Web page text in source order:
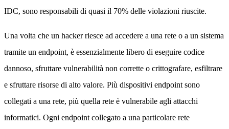
IDC, sono responsabili di quasi il 70% delle violazioni riuscite.
Una volta che un hacker riesce ad accedere a una rete o a un sistema
tramite un endpoint, è essenzialmente libero di eseguire codice
dannoso, sfruttare vulnerabilità non corrette o crittografare, esfiltrare
e sfruttare risorse di alto valore. Più dispositivi endpoint sono
collegati a una rete, più quella rete è vulnerabile agli attacchi
informatici. Ogni endpoint collegato a una particolare rete